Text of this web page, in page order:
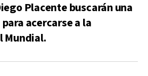
Placente buscarán una
acercarse a la
Mundial.